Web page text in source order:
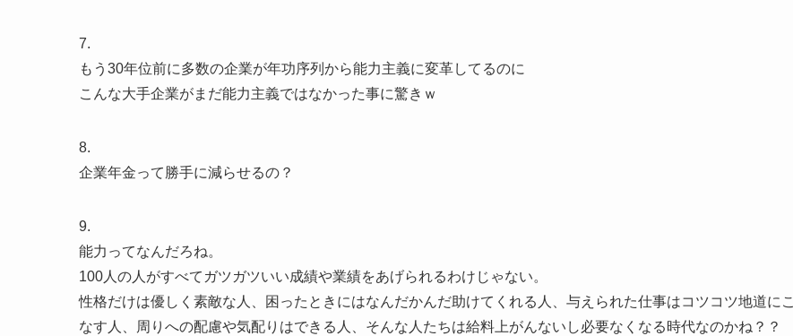
7.
もう30年位前に多数の企業が年功序列から能力主義に変革してるのに
こんな大手企業がまだ能力主義ではなかった事に驚きｗ
8.
企業年金って勝手に減らせるの？
9.
能力ってなんだろね。
100人の人がすべてガツガツいい成績や業績をあげられるわけじゃない。
性格だけは優しく素敵な人、困ったときにはなんだかんだ助けてくれる人、与えられた仕事はコツコツ地道にこ
なす人、周りへの配慮や気配りはできる人、そんな人たちは給料上がんないし必要なくなる時代なのかね？？